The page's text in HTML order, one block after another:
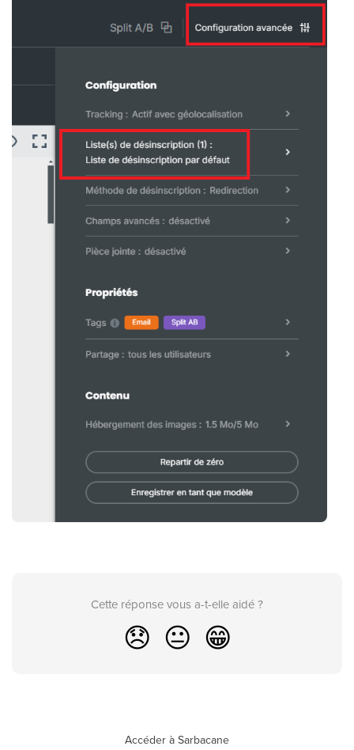
Cette réponse vous a-t-elle aidé ?
😞 😐 😁
Accéder à Sarbacane